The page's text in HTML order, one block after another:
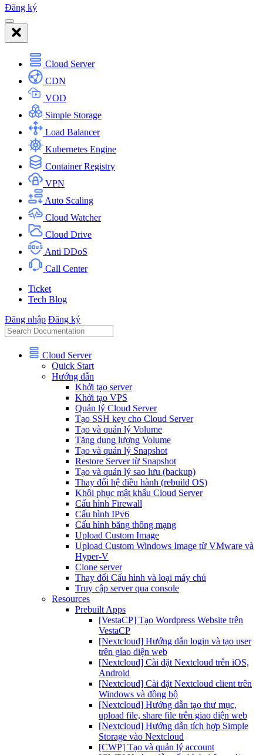
Đăng ký
Cloud Server
CDN
VOD
Simple Storage
Load Balancer
Kubernetes Engine
Container Registry
VPN
Auto Scaling
Cloud Watcher
Cloud Drive
Anti DDoS
Call Center
Ticket
Tech Blog
Đăng nhập Đăng ký
Cloud Server
Quick Start
Hướng dẫn
Khởi tạo server
Khởi tạo VPS
Quản lý Cloud Server
Tạo SSH key cho Cloud Server
Tạo và quản lý Volume
Tăng dung lượng Volume
Tạo và quản lý Snapshot
Restore Server từ Snapshot
Tạo và quản lý sao lưu (backup)
Thay đổi hệ điều hành (rebuild OS)
Khôi phục mật khẩu Cloud Server
Cấu hình Firewall
Cấu hình IPv6
Cấu hình băng thông mạng
Upload Custom Image
Upload Custom Windows Image từ VMware và
Hyper-V
Clone server
Thay đổi Cấu hình và loại máy chủ
Truy cập server qua console
Resources
Prebuilt Apps
[VestaCP] Tạo Wordpress Website trên
VestaCP
[Nextcloud] Hướng dẫn login và tạo user
trên giao diện web
[Nextcloud] Cài đặt Nextcloud trên iOS,
Android
[Nextcloud] Cài đặt Nextcloud client trên
Windows và đồng bộ
[Nextcloud] Hướng dẫn tạo thư mục,
upload file, share file trên giao diện web
[Nextcloud] Hướng dẫn tích hợp Simple
Storage vào Nextcloud
[CWP] Tạo và quản lý account